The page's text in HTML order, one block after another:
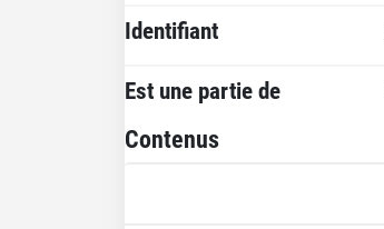
Identifiant
Est une partie de
Contenus